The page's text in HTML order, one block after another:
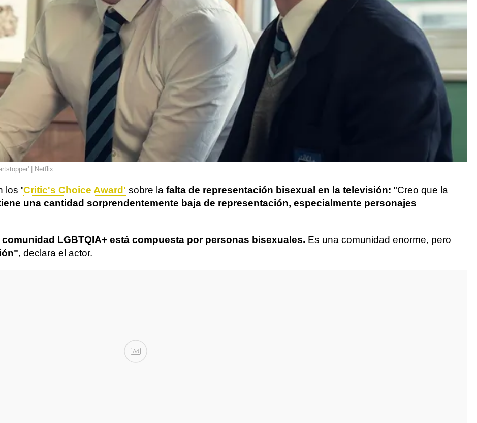
| Netflix
los 'Critic's Choice Award' sobre la falta de representación bisexual en la televisión: "Creo que la
una cantidad sorprendentemente baja de representación, especialmente personajes
LGBTQIA+ está compuesta por personas bisexuales. Es una comunidad enorme, pero
, declara el actor.
Ad